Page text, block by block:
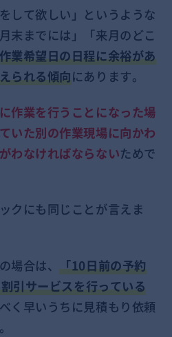
して欲しい」というような
末までには」「来月のどこ
作業希望日の日程に余裕があ
られる傾向にあります。
作業を行うことになった場
いた別の作業現場に向かわ
わなければならないためで
クにも同じことが言えま
場合は、「10日前の予約
引サービスを行っている
く早いうちに見積もり依頼